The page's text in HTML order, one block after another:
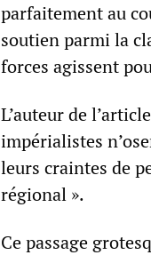
parfaitement au
soutien parmi la
forces agissent
L’auteur de
impérialistes
leurs craintes de
régional ».
Ce passage